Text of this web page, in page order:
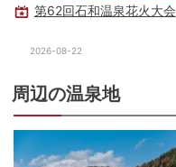
第62回石和温泉花火大会
2026-08-22
周辺の温泉地